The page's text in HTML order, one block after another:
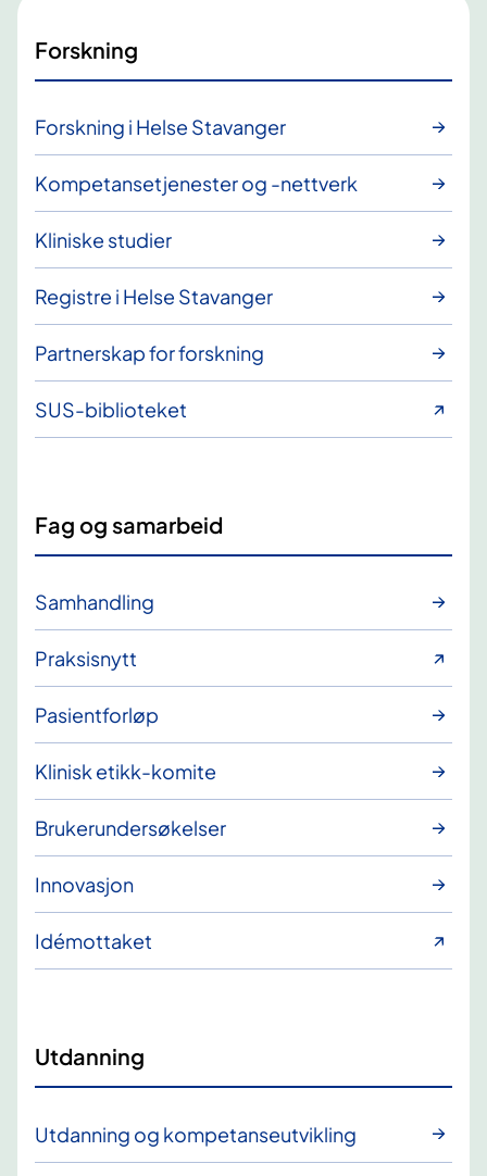
Forskning
Forskning i Helse Stavanger
Kompetansetjenester og -nettverk
Kliniske studier
Registre i Helse Stavanger
Partnerskap for forskning
SUS-biblioteket
Fag og samarbeid
Samhandling
Praksisnytt
Pasientforløp
Klinisk etikk-komite
Brukerundersøkelser
Innovasjon
Idémottaket
Utdanning
Utdanning og kompetanseutvikling